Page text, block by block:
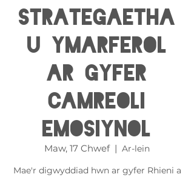
Strategaetha
u Ymarferol
ar gyfer
Camreoli
Emosiynol
Maw, 17 Chwef
  |
Ar-lein
Mae'r digwyddiad hwn ar gyfer Rhieni a